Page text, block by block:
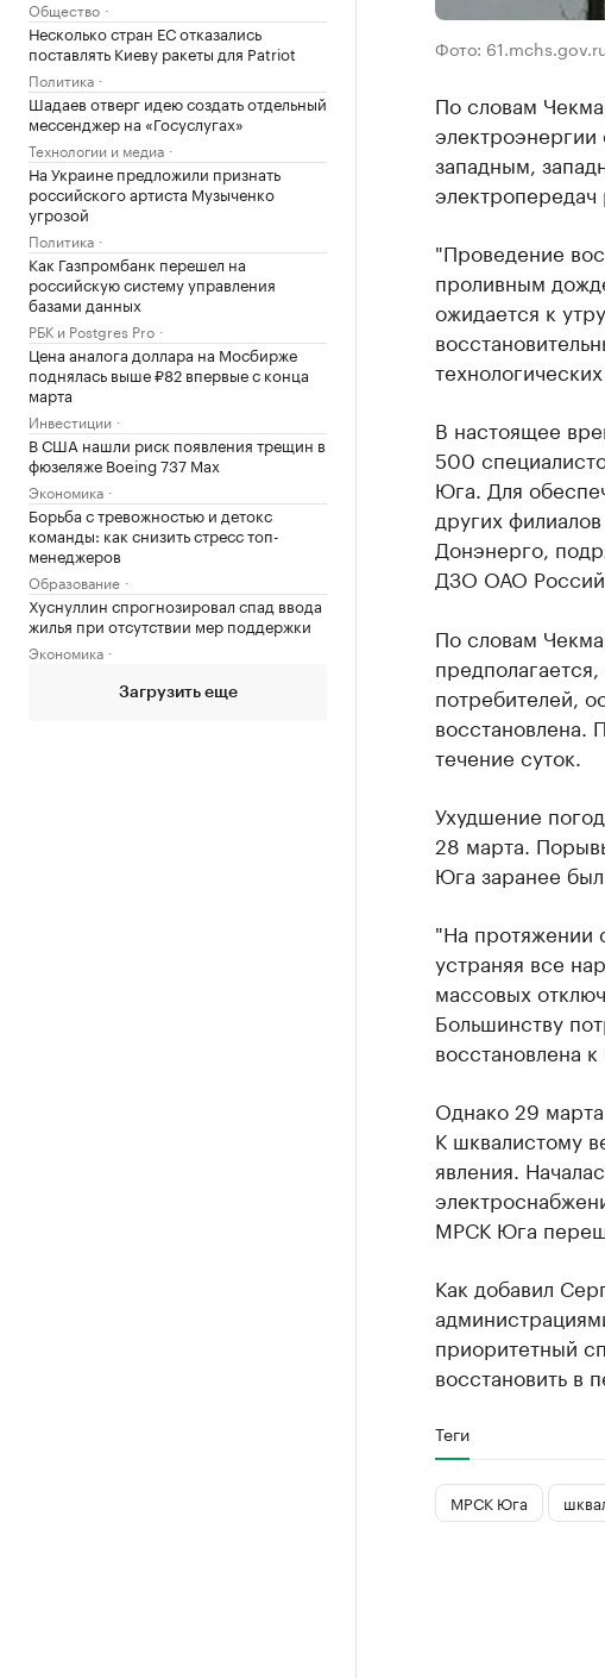
Общество
Несколько стран ЕС отказались
поставлять Киеву ракеты для Patriot
Политика
Шадаев отверг идею создать отдельный
мессенджер на «Госуслугах»
Технологии и медиа
На Украине предложили признать
российского артиста Музыченко
угрозой
Политика
Как Газпромбанк перешел на
российскую систему управления
базами данных
РБК и Postgres Pro
Цена аналога доллара на Мосбирже
поднялась выше ₽82 впервые с конца
марта
Инвестиции
В США нашли риск появления трещин в
фюзеляже Boeing 737 Max
Экономика
Борьба с тревожностью и детокс
команды: как снизить стресс топ-
менеджеров
Образование
Хуснуллин спрогнозировал спад ввода
жилья при отсутствии мер поддержки
Экономика
Загрузить еще
Фото:
По словам
западным,
электропередач
"Проведение
проливным
ожидается к
В настоящее
500
Юга. Для
других
Донэнерго,
ДЗО ОАО
По словам
потребителей,
восстановлена.
течение суток.
Ухудшение
28 марта.
Юга заранее
"На протяжении
устраняя все
массовых
Большинству
восстановлена
Однако 29
К шквалистому
явления.
МРСК Юга
Как добавил
приоритетный
восстановить в
Теги
МРСК Юга